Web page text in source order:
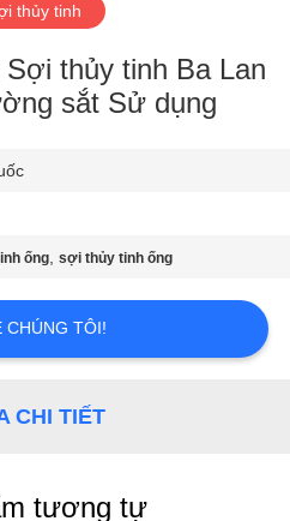
thủy tinh
thủy tinh Ba Lan
sắt Sử dụng
ống,sợi thủy tinh ống
CHÚNG TÔI!
CHI TIẾT
tương tự